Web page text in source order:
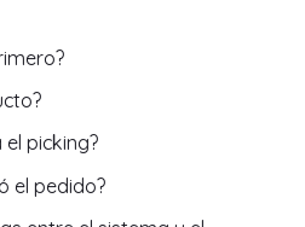
picking?
el pedido?